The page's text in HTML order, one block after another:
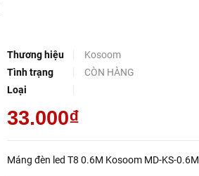
Thương hiệu
Kosoom
Tình trạng
CÒN HÀNG
Loại
33.000₫
Máng đèn led T8 0.6M Kosoom MD-KS-0.6M